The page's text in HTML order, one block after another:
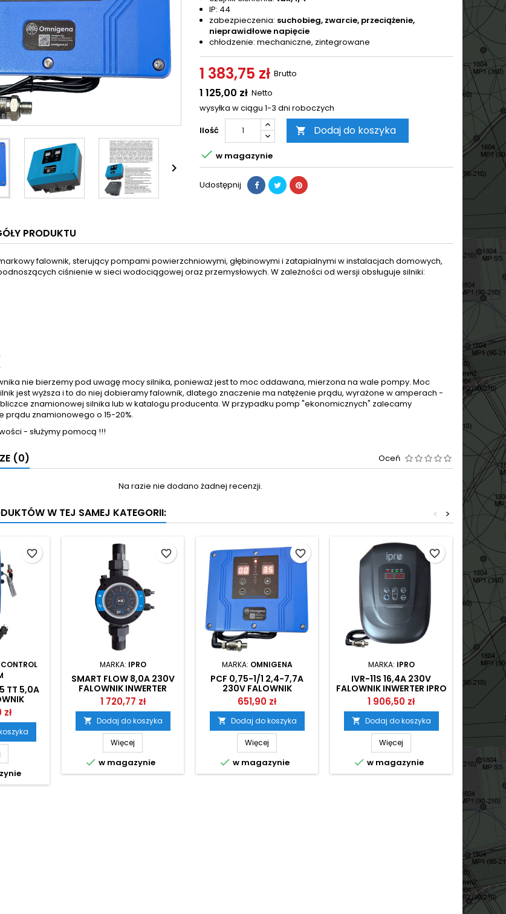

IP: 44
zabezpieczenia: suchobieg, zwarcie, przeciążenie,
nieprawidłowe napięcie
chłodzenie: mechaniczne, zintegrowane
1 383,75 zł Brutto
1 125,00 zł Netto
wysyłka w ciągu 1-3 dni roboczych
Ilość
 Dodaj do koszyka
 w magazynie
Udostępnij
PRODUKTU
falownik, sterujący pompami powierzchniowymi, głębinowymi i zatapialnymi w instalacjach domowych,
ciśnienie w sieci wodociągowej oraz przemysłowych. W zależności od wersji obsługuje silniki:
nie bierzemy pod uwagę mocy silnika, ponieważ jest to moc oddawana, mierzona na wale pompy. Moc
jest wyższa i to do niej dobieramy falownik, dlatego znaczenie ma natężenie prądu, wyrażone w amperach -
znamionowej silnika lub w katalogu producenta. W przypadku pomp "ekonomicznych" zalecamy
prądu znamionowego o 15-20%.
- służymy pomocą !!!
(0) Oceń
Na razie nie dodano żadnej recenzji.
W TEJ SAMEJ KATEGORII: >
<
TT 5,0A
zł
favorite_border
MARKA: IPRO
SMART FLOW 8,0A 230V
FALOWNIK INWERTER
PRZEPŁYWOWY IPRO
1 720,77 zł
 Dodaj do koszyka
Więcej
 w magazynie
favorite_border
MARKA: OMNIGENA
PCF 0,75-1/1 2,4-7,7A
230V FALOWNIK
INWERTER OMNIGENA
651,90 zł
 Dodaj do koszyka
Więcej
 w magazynie
favorite_border
MARKA: IPRO
IVR-11S 16,4A 230V
FALOWNIK INWERTER IPRO
1 906,50 zł
 Dodaj do koszyka
Więcej
 w magazynie
favorite_border
FPC

